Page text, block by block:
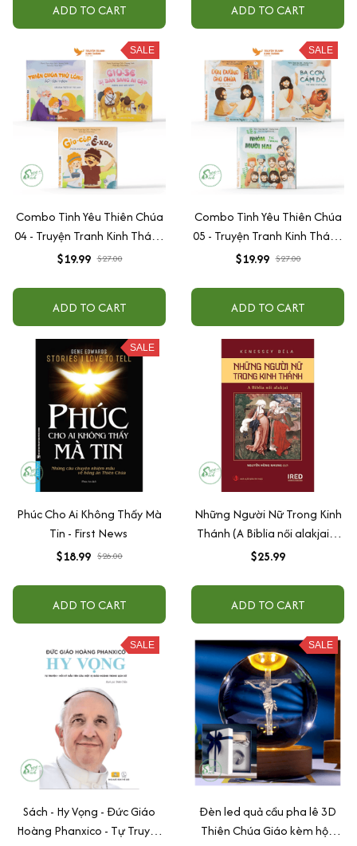
ADD TO CART ADD TO CART
SALE
Combo Tình Yêu Thiên Chúa
04 - Truyện Tranh Kinh Thánh
Song Ngữ
$19.99 $27.00
ADD TO CART
SALE
Combo Tình Yêu Thiên Chúa
05 - Truyện Tranh Kinh Thánh
Song Ngữ
$19.99 $27.00
ADD TO CART
SALE
Phúc Cho Ai Không Thấy Mà
Tin - First News
$18.99 $26.00
ADD TO CART
Những Người Nữ Trong Kinh
Thánh (A Biblia női alakjai) -
Kenessy Béla
$25.99
ADD TO CART
SALE
Sách - Hy Vọng - Đức Giáo
Hoàng Phanxico - Tự Truyện
SALE
Đèn led quả cầu pha lê 3D
Thiên Chúa Giáo kèm hộp